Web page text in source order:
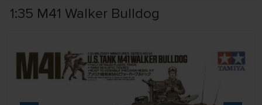
1:35 M41 Walker Bulldog